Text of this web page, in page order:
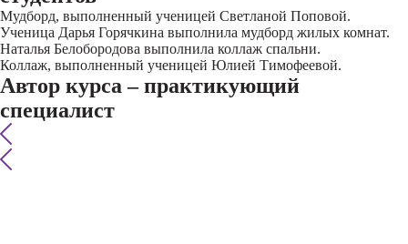
Мудборд, выполненный ученицей Светланой Поповой.
Ученица Дарья Горячкина выполнила мудборд жилых комнат.
Наталья Белобородова выполнила коллаж спальни.
Коллаж, выполненный ученицей Юлией Тимофеевой.
Автор курса – практикующий
специалист